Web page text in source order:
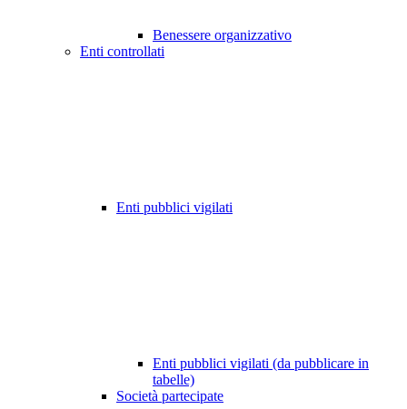
Benessere organizzativo
Enti controllati
Enti pubblici vigilati
Enti pubblici vigilati (da pubblicare in
tabelle)
Società partecipate